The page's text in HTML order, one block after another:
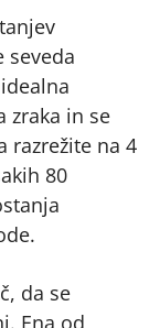
seveda
zraka in se
razrežite na 4
80
da se
Ena od